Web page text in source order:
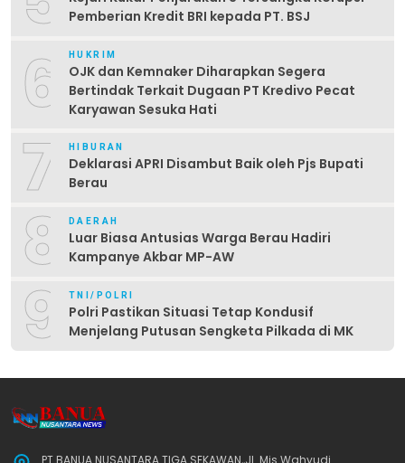
Pemberian Kredit BRI kepada PT. BSJ
6 HUKRIM
OJK dan Kemnaker Diharapkan Segera
Bertindak Terkait Dugaan PT Kredivo Pecat
Karyawan Sesuka Hati
7 HIBURAN
Deklarasi APRI Disambut Baik oleh Pjs Bupati
Berau
8 DAERAH
Luar Biasa Antusias Warga Berau Hadiri
Kampanye Akbar MP-AW
9 TNI/POLRI
Polri Pastikan Situasi Tetap Kondusif
Menjelang Putusan Sengketa Pilkada di MK
PT BANUA NUSANTARA TIGA SEKAWAN,,Jl. Mis Wahyudi